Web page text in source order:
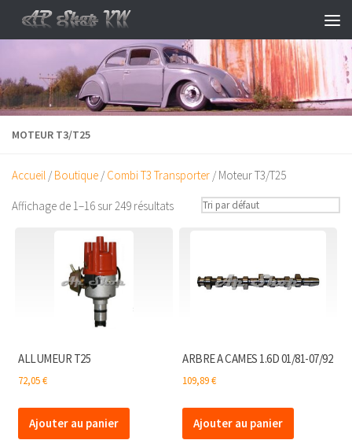
Skip to content
MOTEUR T3/T25
Accueil / Boutique / Combi T3 Transporter / Moteur T3/T25
Affichage de 1–16 sur 249 résultats
ALLUMEUR T25
72,05€
Ajouter au panier
ARBRE A CAMES 1.6D 01/81-07/92
109,89€
Ajouter au panier